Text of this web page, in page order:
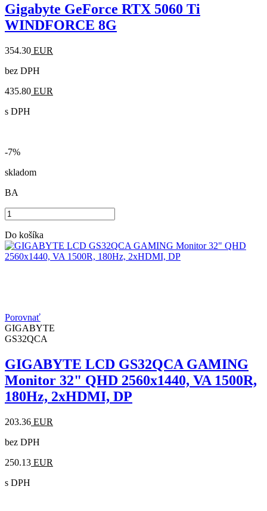
Gigabyte GeForce RTX 5060 Ti
WINDFORCE 8G
354.30 EUR
bez DPH
435.80 EUR
s DPH
-7%
skladom
BA
Do košíka
Porovnať
GIGABYTE
GS32QCA
GIGABYTE LCD GS32QCA GAMING
Monitor 32" QHD 2560x1440, VA 1500R,
180Hz, 2xHDMI, DP
203.36 EUR
bez DPH
250.13 EUR
s DPH